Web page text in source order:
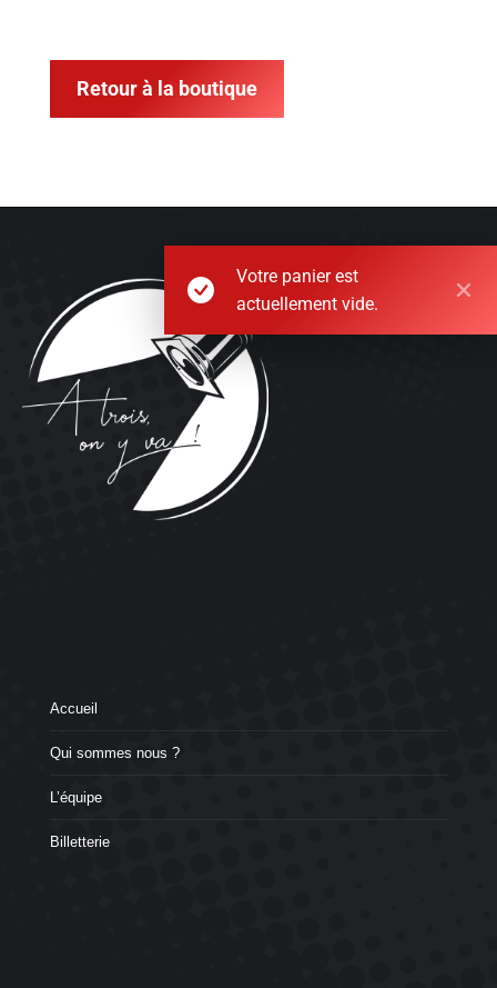
Votre panier est
actuellement vide.
Retour à la boutique
Accueil
Qui sommes nous ?
L’équipe
Billetterie